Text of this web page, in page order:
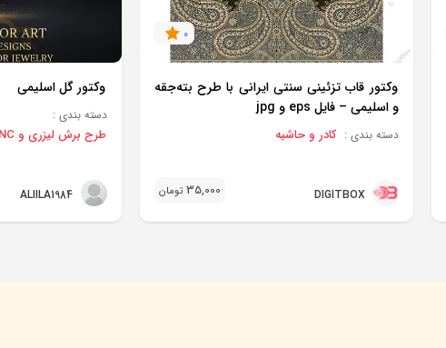
0
وکتور قاب تزئینی سنتی ایرانی با طرح بته‌جقه
و اسلیمی – فایل eps و jpg
دسته بندی : کادر و حاشیه
DIGITBOX
35,000 تومان
وکتور گل اسلیمی
دسته بندی :
طرح برش لیزری و CNC
ALIILA1984